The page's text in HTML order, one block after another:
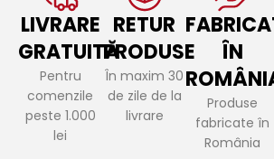
LIVRARE
GRATUITĂ
Pentru
comenzile
peste 1.000
lei
RETUR
PRODUSE
În maxim 30
de zile de la
livrare
ÎN
Produse
fabricate în
România